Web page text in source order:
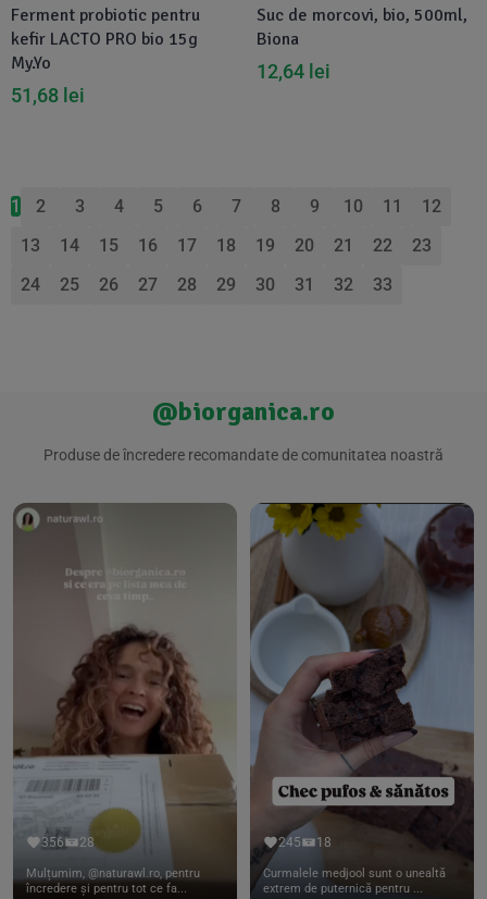
Ferment probiotic pentru
kefir LACTO PRO bio 15g
My.Yo
51,68 lei
Suc de morcovi, bio, 500ml,
Biona
12,64 lei
1 2 3 4 5 6 7 8 9 10 11
12
13
14 15 16 17 18 19 20 21 22
23
24
25 26 27 28 29 30 31 32 33
@biorganica.ro
Produse de încredere recomandate de comunitatea noastră
356 28
Mulțumim, @naturawl.ro, pentru
încredere și pentru tot ce fa...
245 18
Curmalele medjool sunt o unealtă
extrem de puternică pentru ...